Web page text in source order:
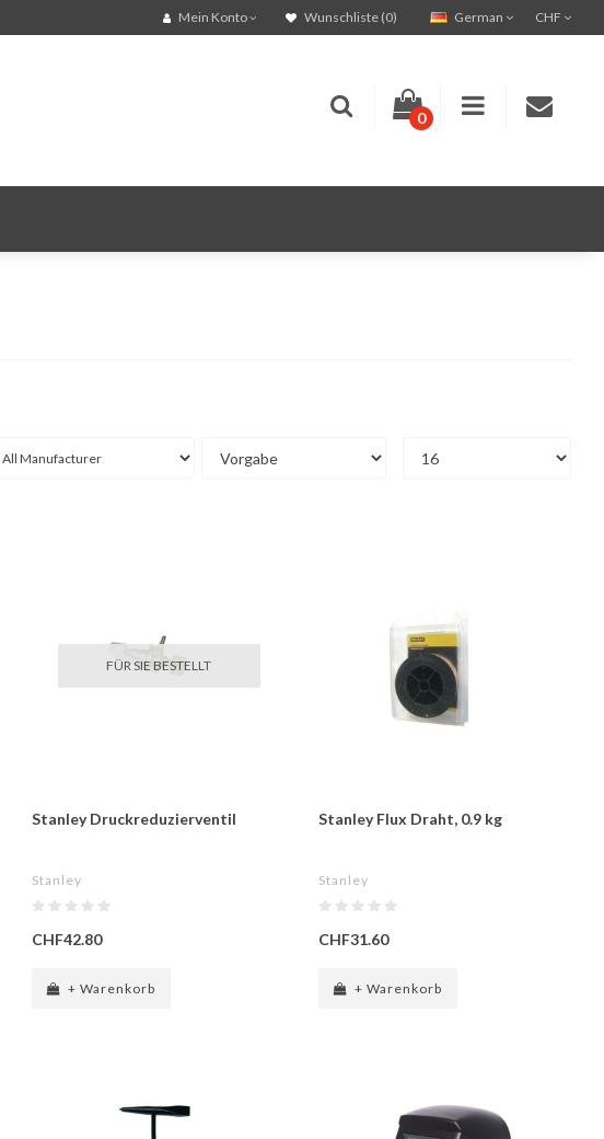
CHF
German
Mein Konto Wunschliste (0)
0
FÜR SIE BESTELLT
Stanley Druckreduzierventil
Stanley
CHF42.80
+ Warenkorb
Stanley Flux Draht, 0.9 kg
Stanley
CHF31.60
+ Warenkorb